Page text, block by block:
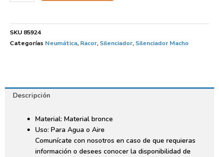
SKU 85924
Categorías Neumática, Racor, Silenciador, Silenciador Macho
Descripción
Material: Material bronce
Uso: Para Agua o Aire
Comunícate con nosotros en caso de que requieras
información o desees conocer la disponibilidad de